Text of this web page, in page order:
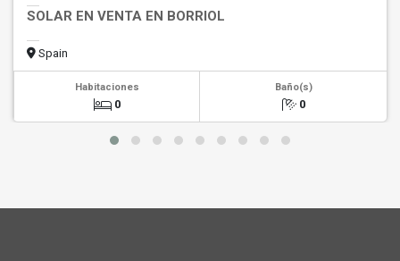
SOLAR EN VENTA EN BORRIOL
Spain
Habitaciones
0
Baño(s)
0